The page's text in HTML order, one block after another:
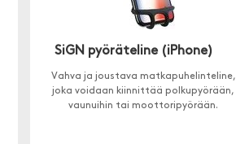
SiGN pyöräteline (iPhone)
Vahva ja joustava matkapuhelinteline,
joka voidaan kiinnittää polkupyörään,
vaunuihin tai moottoripyörään.